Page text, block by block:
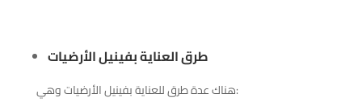
طرق العناية بفينيل الأرضيات
هناك عدة طرق للعناية بفينيل الأرضيات وهي: